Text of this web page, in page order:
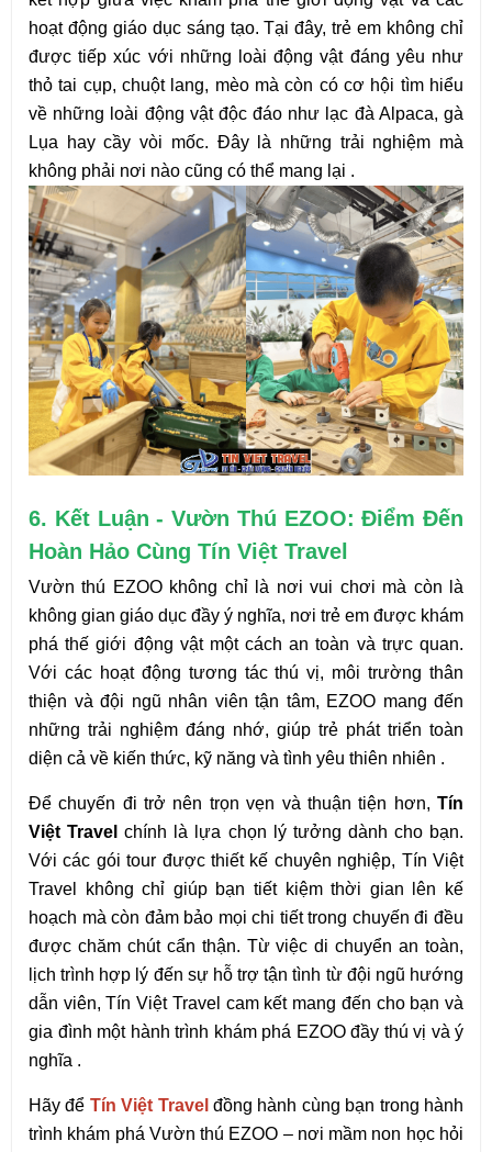
hoạt động giáo dục sáng tạo. Tại đây, trẻ em không chỉ
được tiếp xúc với những loài động vật đáng yêu như
thỏ tai cụp, chuột lang, mèo mà còn có cơ hội tìm hiểu
về những loài động vật độc đáo như lạc đà Alpaca, gà
Lụa hay cầy vòi mốc. Đây là những trải nghiệm mà
không phải nơi nào cũng có thể mang lại .
6. Kết Luận - Vườn Thú EZOO: Điểm Đến
Hoàn Hảo Cùng Tín Việt Travel
Vườn thú EZOO không chỉ là nơi vui chơi mà còn là
không gian giáo dục đầy ý nghĩa, nơi trẻ em được khám
phá thế giới động vật một cách an toàn và trực quan.
Với các hoạt động tương tác thú vị, môi trường thân
thiện và đội ngũ nhân viên tận tâm, EZOO mang đến
những trải nghiệm đáng nhớ, giúp trẻ phát triển toàn
diện cả về kiến thức, kỹ năng và tình yêu thiên nhiên .
Để chuyến đi trở nên trọn vẹn và thuận tiện hơn, Tín
Việt Travel chính là lựa chọn lý tưởng dành cho bạn.
Với các gói tour được thiết kế chuyên nghiệp, Tín Việt
Travel không chỉ giúp bạn tiết kiệm thời gian lên kế
hoạch mà còn đảm bảo mọi chi tiết trong chuyến đi đều
được chăm chút cẩn thận. Từ việc di chuyển an toàn,
lịch trình hợp lý đến sự hỗ trợ tận tình từ đội ngũ hướng
dẫn viên, Tín Việt Travel cam kết mang đến cho bạn và
gia đình một hành trình khám phá EZOO đầy thú vị và ý
nghĩa .
Hãy để Tín Việt Travel đồng hành cùng bạn trong hành
trình khám phá Vườn thú EZOO – nơi mầm non học hỏi